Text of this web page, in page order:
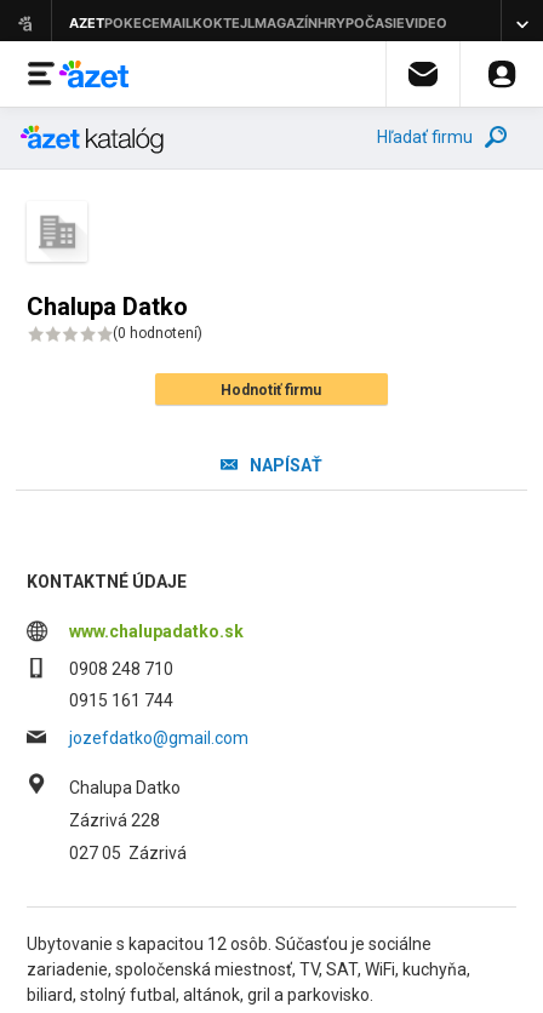
Hľadať firmu
Chalupa Datko
(0 hodnotení)
Hodnotiť firmu
NAPÍSAŤ
KONTAKTNÉ ÚDAJE
www.chalupadatko.sk
0908 248 710
0915 161 744
jozefdatko@gmail.com
Chalupa Datko
Zázrivá 228
027 05 Zázrivá
Ubytovanie s kapacitou 12 osôb. Súčasťou je sociálne
zariadenie, spoločenská miestnosť, TV, SAT, WiFi, kuchyňa,
biliard, stolný futbal, altánok, gril a parkovisko.